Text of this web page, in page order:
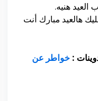
العيد هنيه.
هالعيد مبارك أنت
: خواطر عن